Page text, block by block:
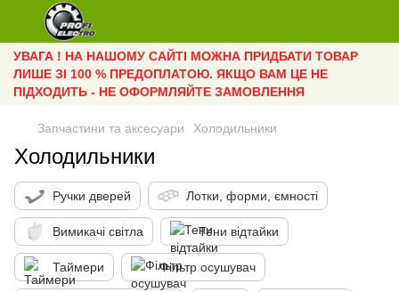
УВАГА ! НА НАШОМУ САЙТІ МОЖНА ПРИДБАТИ ТОВАР
ЛИШЕ ЗІ 100 % ПРЕДОПЛАТОЮ. ЯКЩО ВАМ ЦЕ НЕ
ПІДХОДИТЬ - НЕ ОФОРМЛЯЙТЕ ЗАМОВЛЕННЯ
Запчастини та аксесуари Холодильники
Холодильники
Ручки дверей Лотки, форми, ємності
Вимикачі світла Тени відтайки
Таймери Фільтр осушувач